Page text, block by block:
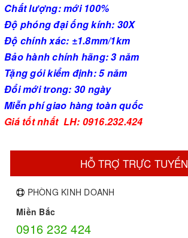
Chất lượng: mới 100%
Độ phóng đại ống kính: 30X
Độ chính xác: ±1.8mm/1km
Bảo hành chính hãng: 3 năm
Tặng gói kiểm định: 5 năm
Đổi mới trong: 30 ngày
Miễn phí giao hàng toàn quốc
Giá tốt nhất LH: 0916.232.424
HỖ TRỢ TRỰC TUYẾN
PHÒNG KINH DOANH
Miền Bắc
0916 232 424